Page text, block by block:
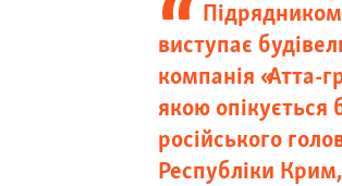
Підрядником
виступає
компанія «Атта-
якою опікується
російського
Республіки